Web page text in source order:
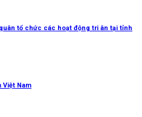
tổ chức các hoạt động tri ân tại tỉnh
Việt Nam